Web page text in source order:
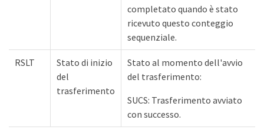
completato quando è stato
ricevuto questo conteggio
sequenziale.
RSLT
Stato di inizio
del
trasferimento
Stato al momento dell'avvio
del trasferimento:
SUCS: Trasferimento avviato
con successo.